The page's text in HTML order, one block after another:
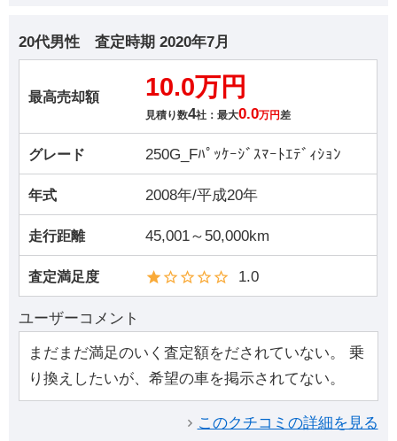
20代男性 査定時期 2020年7月
最高売却額 10.0万円
見積り数4社：最大0.0万円差
グレード 250G_Fﾊﾟｯｹｰｼﾞｽﾏｰﾄｴﾃﾞｨｼｮﾝ
年式 2008年/平成20年
走行距離 45,001～50,000km
査定満足度 1.0
ユーザーコメント
まだまだ満足のいく査定額をだされていない。 乗
り換えしたいが、希望の車を掲示されてない。
このクチコミの詳細を見る